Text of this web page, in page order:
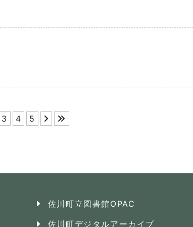
3 4 5
佐川町立図書館OPAC
佐川町デジタルアーカイブ